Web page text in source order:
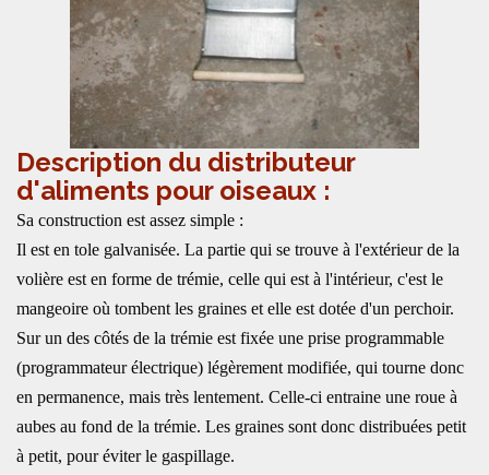
Description du distributeur
d'aliments pour oiseaux :
Sa construction est assez simple :
Il est en tole galvanisée. La partie qui se trouve à l'extérieur de la
volière est en forme de trémie, celle qui est à l'intérieur, c'est le
mangeoire où tombent les graines et elle est dotée d'un perchoir.
Sur un des côtés de la trémie est fixée une prise programmable
(programmateur électrique) légèrement modifiée, qui tourne donc
en permanence, mais très lentement. Celle-ci entraine une roue à
aubes au fond de la trémie. Les graines sont donc distribuées petit
à petit, pour éviter le gaspillage.